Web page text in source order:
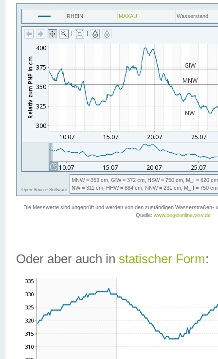
Oder aber auch in statischer Form: